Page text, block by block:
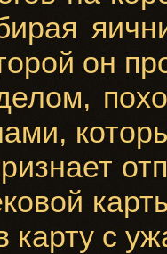
он
карту с